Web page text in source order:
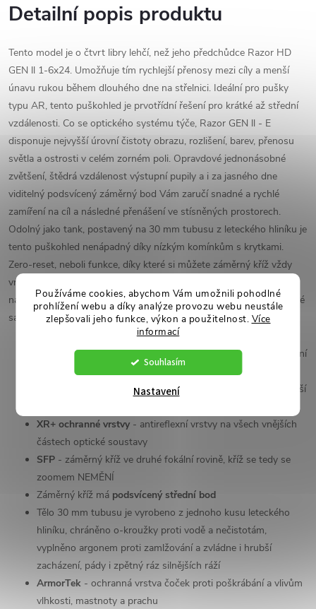
Používáme cookies, abychom Vám umožnili pohodlné
prohlížení webu a díky analýze provozu webu neustále
zlepšovali jeho funkce, výkon a použitelnost. Více
informací
Souhlasím
Nastavení
Detailní popis produktu
Tento model je o čtvrt libry lehčí, než jeho předchůdce Razor HD
GEN ll 1-6x24. Umožňuje tím rychlejší přenosy mezi cíly a menší
únavu rukou během dlouhého dne na střelnici. Ideální pro pušky
typu AR, tento puškohled je prvotřídní řešení pro krátké až střední
vzdálenosti. Co se optického systému týče, Razor GEN ll - E
disponuje nejvyšší úrovní čistoty obrazu, rozlišení, barev, přenosu
světla a ostrosti v celém zorném poli. Opravdové jednonásobné
zvětšení, štědrá vzdálenost výstupní pupily a i za jasného dne
viditelný podsvícený záměrný bod Vám zaručí snadné a rychlé
zamíření na cíl a následné přenášení ve stísněných prostorech.
Odolný jako tank, postavený na 30 mm tubusu z leteckého hliníku je
tento puškohled nenápadný díky nízkým komínkům s krytkami.
Zero-reset, neboli funkce, díky které si můžete záměrný kříž vždy
vrátit do nulové polohy, je u této značky standard, velký rozsah
nastavení elevace a stranové korekce (150 MOA / 43 MRAD) je také
samozřejmostí.
APO System- apochromatické čočky zajišťují správné podání
barev napříč barevným spektrem
HD (high density) čočky- použité nízkodisperzní sklo přináší
XR+ ochranné vrstvy - antireflexní vrstvy na všech vnějších
částech optické soustavy
SFP - záměrný kříž ve druhé fokální rovině, kříž se tedy se
zoomem NEMĚNÍ
Záměrný kříž má podsvícený střední bod
Tělo 30 mm tubusu je vyrobeno z jednoho kusu leteckého
hliníku, chráněno o-kroužky proti vodě a nečistotám,
vyplněno argonem proti zamlžování a zvládne i hrubší
zacházení, pády i zpětný ráz silnějších ráží
ArmorTek - ochranná vrstva čoček proti poškrábání a vlivům
vlhkosti, mastnoty a prachu